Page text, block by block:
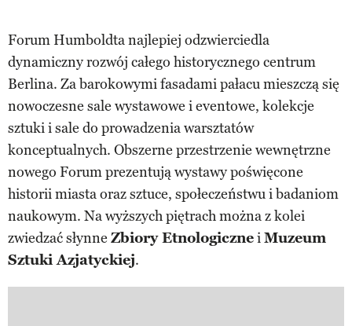
Forum Humboldta najlepiej odzwierciedla
dynamiczny rozwój całego historycznego centrum
Berlina. Za barokowymi fasadami pałacu mieszczą się
nowoczesne sale wystawowe i eventowe, kolekcje
sztuki i sale do prowadzenia warsztatów
konceptualnych. Obszerne przestrzenie wewnętrzne
nowego Forum prezentują wystawy poświęcone
historii miasta oraz sztuce, społeczeństwu i badaniom
naukowym. Na wyższych piętrach można z kolei
zwiedzać słynne Zbiory EtnologiczneiMuzeum
Sztuki Azjatyckiej.